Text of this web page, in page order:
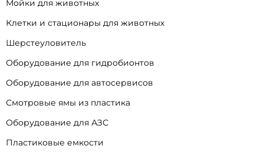
Мойки для животных
Клетки и стационары для животных
Шерстеуловитель
Оборудование для гидробионтов
Оборудование для автосервисов
Смотровые ямы из пластика
Оборудование для АЗС
Пластиковые емкости